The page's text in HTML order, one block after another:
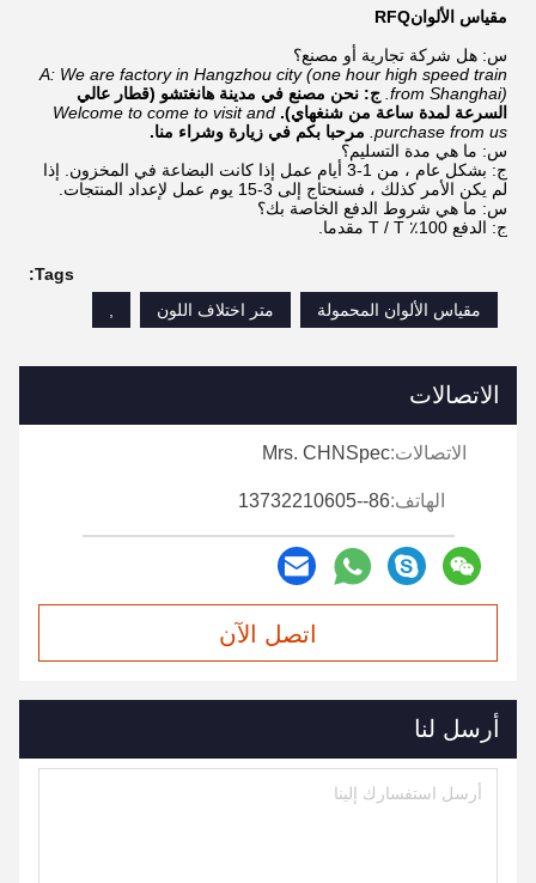
مقياس الألوانRFQ
س: هل شركة تجارية أو مصنع؟
A: We are factory in Hangzhou city (one hour high speed train
from Shanghai). ج: نحن مصنع في مدينة هانغتشو (قطار عالي
السرعة لمدة ساعة من شنغهاي). Welcome to come to visit and
purchase from us. مرحبا بكم في زيارة وشراء منا.
س: ما هي مدة التسليم؟
ج: بشكل عام ، من 1-3 أيام عمل إذا كانت البضاعة في المخزون. إذا
لم يكن الأمر كذلك ، فسنحتاج إلى 3-15 يوم عمل لإعداد المنتجات.
س: ما هي شروط الدفع الخاصة بك؟
ج: الدفع 100٪ T / T مقدما.
Tags:
مقياس الألوان المحمولة
متر اختلاف اللون
الاتصالات
الاتصالات:Mrs. CHNSpec
الهاتف:86--13732210605
اتصل الآن
أرسل لنا